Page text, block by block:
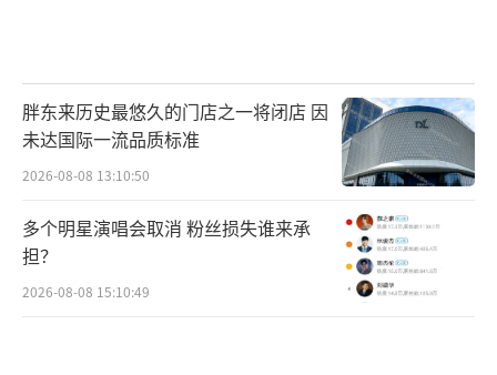
胖东来历史最悠久的门店之一将闭店 因
未达国际一流品质标准
2026-08-08 13:10:50
多个明星演唱会取消 粉丝损失谁来承
担？
2026-08-08 15:10:49